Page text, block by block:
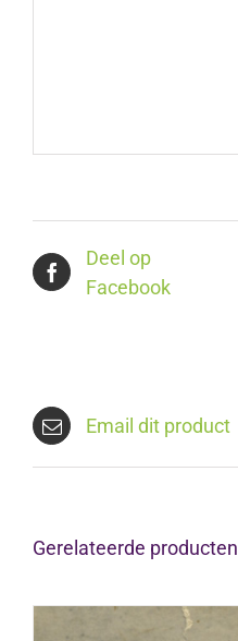
Deel op
Facebook
Email dit product
Gerelateerde producten